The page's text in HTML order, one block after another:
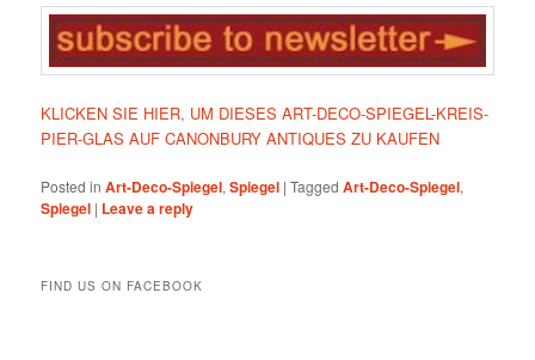
KLICKEN SIE HIER, UM DIESES ART-DECO-SPIEGEL-KREIS-
PIER-GLAS AUF CANONBURY ANTIQUES ZU KAUFEN
Posted in Art-Deco-Spiegel,Spiegel |Tagged Art-Deco-Spiegel,
Spiegel | Leave a reply
FIND US ON FACEBOOK